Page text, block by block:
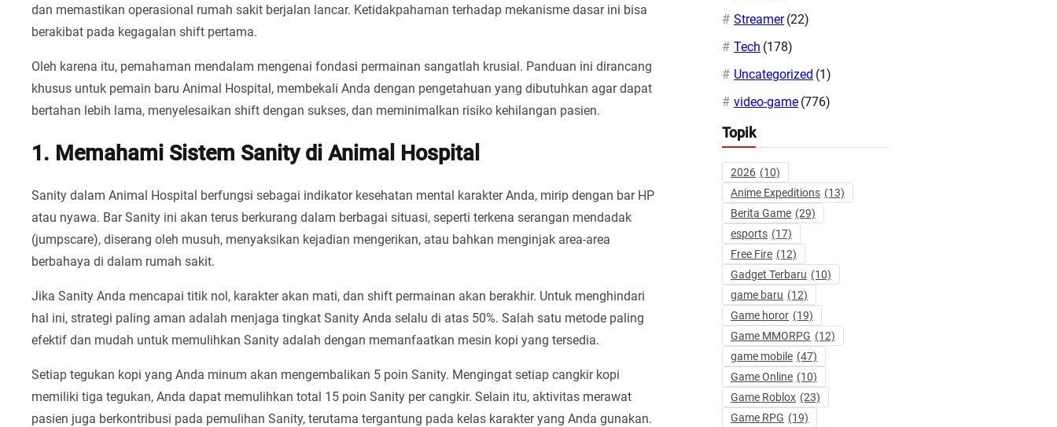
dan memastikan operasional rumah sakit berjalan lancar. Ketidakpahaman terhadap mekanisme dasar ini bisa
berakibat pada kegagalan shift pertama.
Oleh karena itu, pemahaman mendalam mengenai fondasi permainan sangatlah krusial. Panduan ini dirancang
khusus untuk pemain baru Animal Hospital, membekali Anda dengan pengetahuan yang dibutuhkan agar dapat
bertahan lebih lama, menyelesaikan shift dengan sukses, dan meminimalkan risiko kehilangan pasien.
1. Memahami Sistem Sanity di Animal Hospital
Sanity dalam Animal Hospital berfungsi sebagai indikator kesehatan mental karakter Anda, mirip dengan bar HP
atau nyawa. Bar Sanity ini akan terus berkurang dalam berbagai situasi, seperti terkena serangan mendadak
(jumpscare), diserang oleh musuh, menyaksikan kejadian mengerikan, atau bahkan menginjak area-area
berbahaya di dalam rumah sakit.
Jika Sanity Anda mencapai titik nol, karakter akan mati, dan shift permainan akan berakhir. Untuk menghindari
hal ini, strategi paling aman adalah menjaga tingkat Sanity Anda selalu di atas 50%. Salah satu metode paling
efektif dan mudah untuk memulihkan Sanity adalah dengan memanfaatkan mesin kopi yang tersedia.
Setiap tegukan kopi yang Anda minum akan mengembalikan 5 poin Sanity. Mengingat setiap cangkir kopi
memiliki tiga tegukan, Anda dapat memulihkan total 15 poin Sanity per cangkir. Selain itu, aktivitas merawat
pasien juga berkontribusi pada pemulihan Sanity, terutama tergantung pada kelas karakter yang Anda gunakan.
Streamer (22)
Tech (178)
Uncategorized (1)
video-game (776)
Topik
2026 (10)
Anime Expeditions (13)
Berita Game (29)
esports (17)
Free Fire (12)
Gadget Terbaru (10)
game baru (12)
Game horor (19)
Game MMORPG (12)
game mobile (47)
Game Online (10)
Game Roblox (23)
Game RPG (19)